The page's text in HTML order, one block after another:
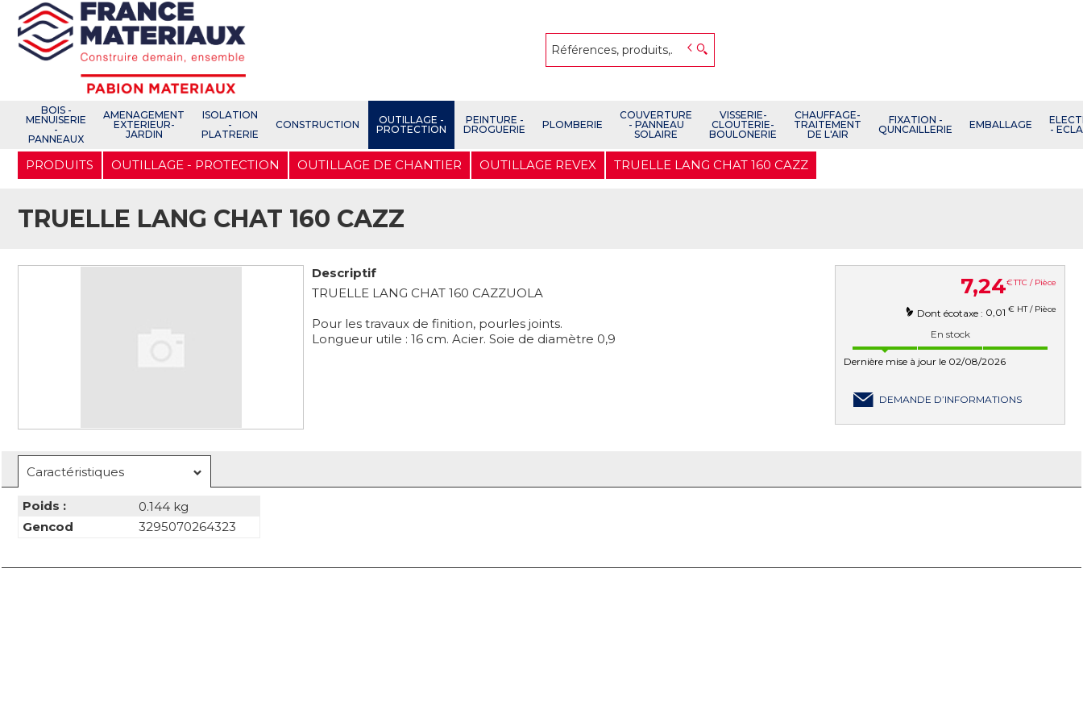
Aller
contenu
BOIS -
MENUISERIE
-
PANNEAUX
AMENAGEMENT
EXTERIEUR-
JARDIN
ISOLATION
-
PLATRERIE
CONSTRUCTION
OUTILLAGE -
PROTECTION
PEINTURE -
DROGUERIE
PLOMBERIE
COUVERTURE
- PANNEAU
SOLAIRE
VISSERIE-
CLOUTERIE-
BOULONERIE
CHAUFFAGE-
TRAITEMENT
DE L'AIR
FIXATION -
QUNCAILLERIE
EMBALLAGE
-
PRODUITS OUTILLAGE - PROTECTION OUTILLAGE DE CHANTIER OUTILLAGE REVEX TRUELLE LANG CHAT 160 CAZZ
TRUELLE LANG CHAT 160 CAZZ
Descriptif
TRUELLE LANG CHAT 160 CAZZUOLA
Pour les travaux de finition, pourles joints.
Longueur utile : 16 cm. Acier. Soie de diamètre 0,9
7,24€TTC / Pièce
Dont écotaxe : 0,01 € HT / Pièce
En stock
Dernière mise à jour le 02/08/2026
DEMANDE D’INFORMATIONS
Caractéristiques
Poids :
0.144 kg
Gencod
3295070264323